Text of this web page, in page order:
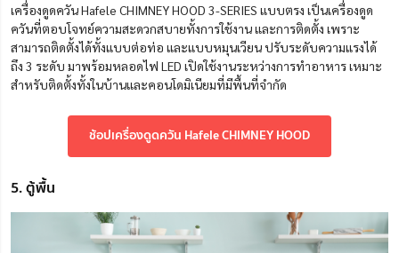
เครื่องดูดควัน Hafele CHIMNEY HOOD 3-SERIES แบบตรง เป็นเครื่องดูด
ควันที่ตอบโจทย์ความสะดวกสบายทั้งการใช้งาน และการติดตั้ง เพราะ
สามารถติดตั้งได้ทั้งแบบต่อท่อ และแบบหมุนเวียน ปรับระดับความแรงได้
ถึง 3 ระดับ มาพร้อมหลอดไฟ LED เปิดใช้งานระหว่างการทำอาหาร เหมาะ
สำหรับติดตั้งทั้งในบ้านและคอนโดมิเนียมที่มีพื้นที่จำกัด
ช้อปเครื่องดูดควัน Hafele CHIMNEY HOOD
5. ตู้พื้น